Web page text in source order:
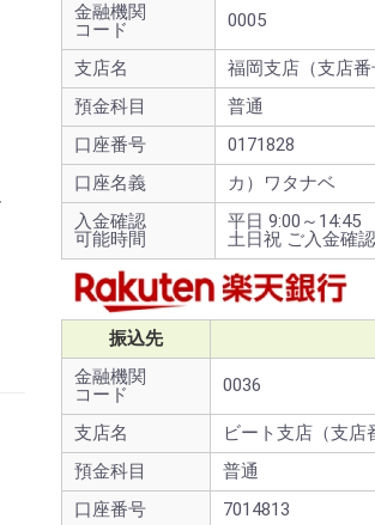
金融機関
コード
0005
支店名
福岡支店（支店番
預金科目
普通
口座番号
0171828
口座名義
カ）ワタナベ
入金確認
可能時間
平日 9:00～14:45
土日祝 ご入金確
振込先
金融機関
コード
0036
支店名
ビート支店（支店
預金科目
普通
口座番号
7014813